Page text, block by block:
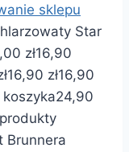
sklepu
Star
zł16,90
16,90 zł16,90
koszyka24,90
Brunnera